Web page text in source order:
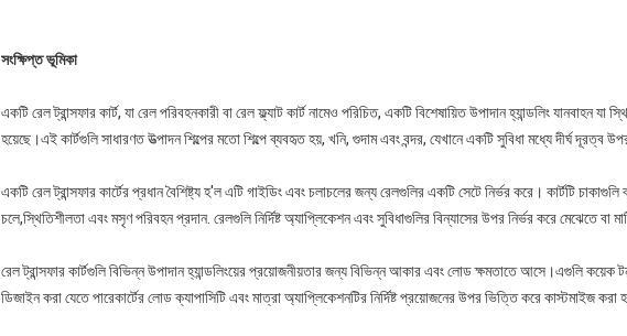
সংক্ষিপ্ত ভূমিকা
একটি রেল ট্রান্সফার কার্ট, যা রেল পরিবহনকারী বা রেল ফ্ল্যাট কার্ট নামেও পরিচিত, একটি বিশেষায়িত উপাদান হ্যান্ডলিং যানবাহন
হয়েছে।এই কার্টগুলি সাধারণত উত্পাদন শিল্পের মতো শিল্পে ব্যবহৃত হয়, খনি, গুদাম এবং বন্দর, যেখানে একটি সুবিধা মধ্যে দীর্ঘ
একটি রেল ট্রান্সফার কার্টের প্রধান বৈশিষ্ট্য হ'ল এটি গাইডিং এবং চলাচলের জন্য রেলগুলির একটি সেটে নির্ভর করে। কার্টটি
চলে,স্থিতিশীলতা এবং মসৃণ পরিবহন প্রদান. রেলগুলি নির্দিষ্ট অ্যাপ্লিকেশন এবং সুবিধাগুলির বিন্যাসের উপর নির্ভর করে মেঝেতে বা
রেল ট্রান্সফার কার্টগুলি বিভিন্ন উপাদান হ্যান্ডলিংয়ের প্রয়োজনীয়তার জন্য বিভিন্ন আকার এবং লোড ক্ষমতাতে আসে।এগুলি
ডিজাইন করা যেতে পারেকার্টের লোড ক্যাপাসিটি এবং মাত্রা অ্যাপ্লিকেশনটির নির্দিষ্ট প্রয়োজনের উপর ভিত্তি করে কাস্টমাইজ করা